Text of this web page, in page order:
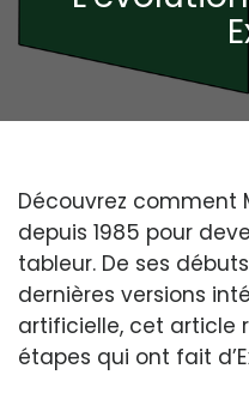
Découvrez comment
depuis 1985 pour
tableur. De ses
dernières versions
artificielle, cet article
étapes qui ont fait